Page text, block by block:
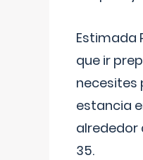
Estimada
que ir
necesites
estancia
alrededor
35.